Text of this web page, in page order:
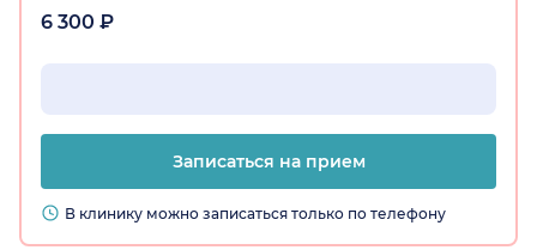
6 300 ₽
Записаться на прием
В клинику можно записаться только по телефону